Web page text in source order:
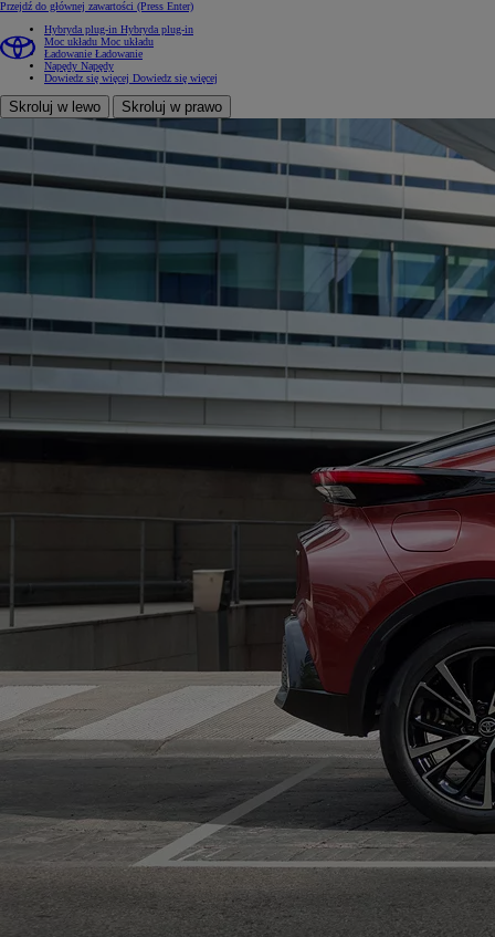
Przejdź do głównej zawartości (Press Enter)
Hybryda plug-in Hybryda plug-in
Moc układu Moc układu
Ładowanie Ładowanie
Napędy Napędy
Dowiedz się więcej Dowiedz się więcej
Skroluj w lewo Skroluj w prawo